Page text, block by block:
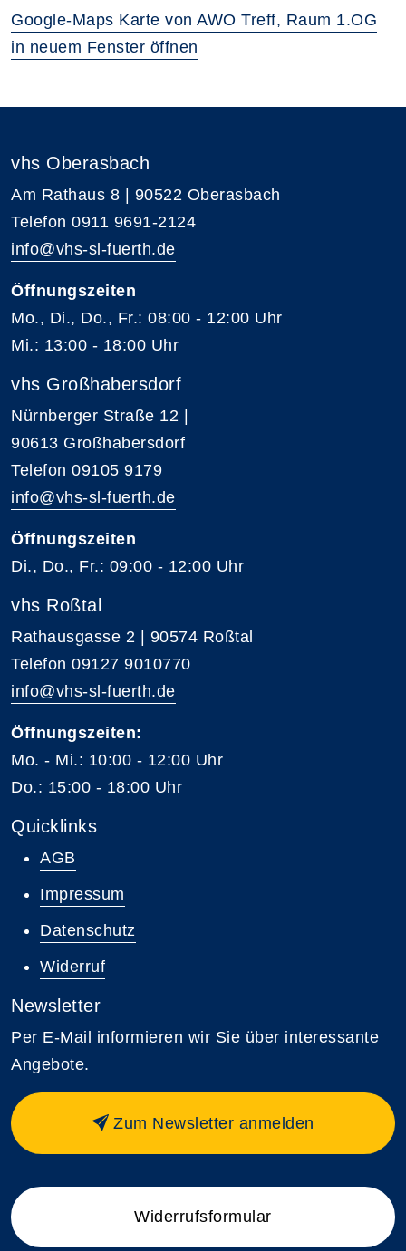
Google-Maps Karte von AWO Treff, Raum 1.OG
in neuem Fenster öffnen
vhs Oberasbach
Am Rathaus 8 | 90522 Oberasbach
Telefon 0911 9691-2124
info@vhs-sl-fuerth.de
Öffnungszeiten
Mo., Di., Do., Fr.: 08:00 - 12:00 Uhr
Mi.: 13:00 - 18:00 Uhr
vhs Großhabersdorf
Nürnberger Straße 12 |
90613 Großhabersdorf
Telefon 09105 9179
info@vhs-sl-fuerth.de
Öffnungszeiten
Di., Do., Fr.: 09:00 - 12:00 Uhr
vhs Roßtal
Rathausgasse 2 | 90574 Roßtal
Telefon 09127 9010770
info@vhs-sl-fuerth.de
Öffnungszeiten:
Mo. - Mi.: 10:00 - 12:00 Uhr
Do.: 15:00 - 18:00 Uhr
Quicklinks
AGB
Impressum
Datenschutz
Widerruf
Newsletter
Per E-Mail informieren wir Sie über interessante
Angebote.
Zum Newsletter anmelden
Widerrufsformular